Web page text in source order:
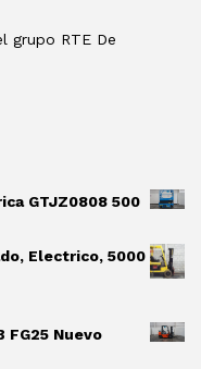
grupo RTE De
GTJZ0808 500
Electrico, 5000
FG25 Nuevo